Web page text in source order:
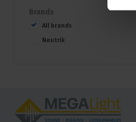
Brands
All brands
Neutrik